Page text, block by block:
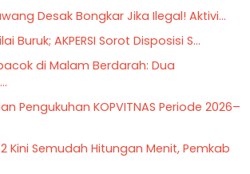
Desak Bongkar Jika Ilegal! Aktivi...
Buruk; AKPERSI Sorot Disposisi S...
di Malam Berdarah: Dua
Pengukuhan KOPVITNAS Periode 2026–
Kini Semudah Hitungan Menit, Pemkab